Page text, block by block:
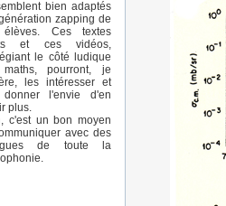
bien adaptés
zapping de
Ces textes
et ces vidéos,
le côté ludique
pourront, je
les intéresser et
donner l'envie d'en
plus.
c'est un bon moyen
avec des
de toute la